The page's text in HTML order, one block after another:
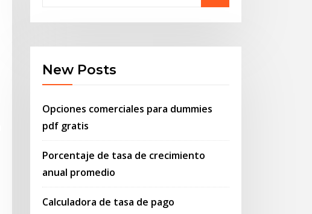
New Posts
Opciones comerciales para dummies
pdf gratis
Porcentaje de tasa de crecimiento
anual promedio
Calculadora de tasa de pago